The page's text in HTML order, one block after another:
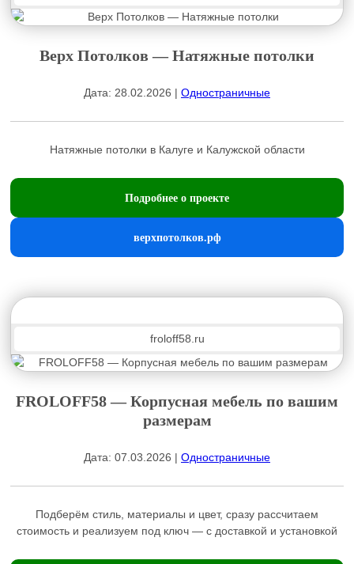
Верх Потолков — Натяжные потолки
Дата: 28.02.2026 | Одностраничные
Натяжные потолки в Калуге и Калужской области
Подробнее о проекте
верхпотолков.рф
froloff58.ru
FROLOFF58 — Корпусная мебель по вашим
размерам
Дата: 07.03.2026 | Одностраничные
Подберём стиль, материалы и цвет, сразу рассчитаем
стоимость и реализуем под ключ — с доставкой и установкой